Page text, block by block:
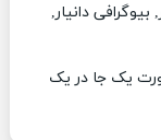
دانیار,
یک جا در یک